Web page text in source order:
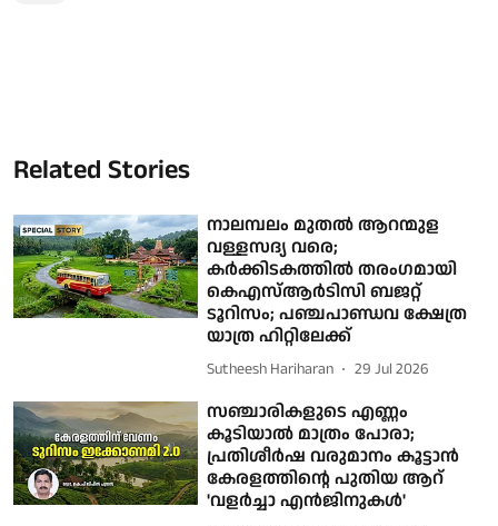
Related Stories
നാലമ്പലം മുതൽ ആറന്മുള
വള്ളസദ്യ വരെ;
കർക്കിടകത്തിൽ തരംഗമായി
കെഎസ്ആർടിസി ബജറ്റ്
ടൂറിസം; പഞ്ചപാണ്ഡവ ക്ഷേത്ര
യാത്ര ഹിറ്റിലേക്ക്
Sutheesh Hariharan 29 Jul 2026
സഞ്ചാരികളുടെ എണ്ണം
കൂടിയാൽ മാത്രം പോരാ;
പ്രതിശീർഷ വരുമാനം കൂട്ടാൻ
കേരളത്തിന്റെ പുതിയ ആറ്
'വളർച്ചാ എൻജിനുകൾ'